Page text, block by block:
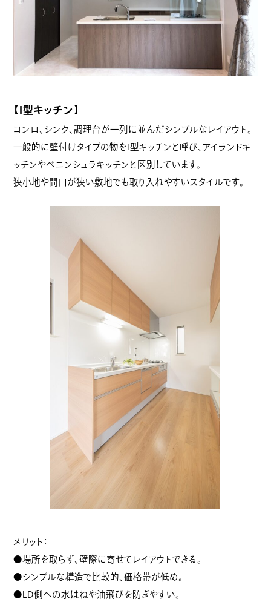
【I型キッチン】
コンロ、シンク、調理台が一列に並んだシンプルなレイアウト。
一般的に壁付けタイプの物をI型キッチンと呼び、アイランドキ
ッチンやペニンシュラキッチンと区別しています。
狭小地や間口が狭い敷地でも取り入れやすいスタイルです。
メリット：
●場所を取らず、壁際に寄せてレイアウトできる。
●シンプルな構造で比較的、価格帯が低め。
●LD側への水はねや油飛びを防ぎやすい。